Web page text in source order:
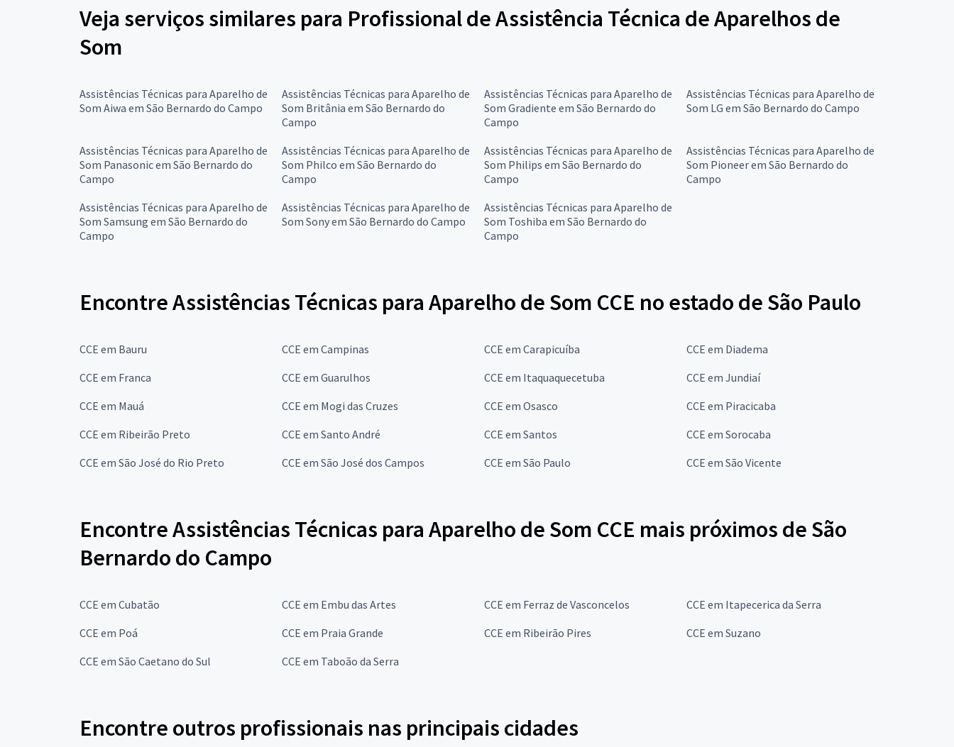
Veja serviços similares para Profissional de Assistência Técnica de Aparelhos de
Som
Assistências Técnicas para Aparelho de
Som Aiwa em São Bernardo do Campo
Assistências Técnicas para Aparelho de
Som Britânia em São Bernardo do
Campo
Assistências Técnicas para Aparelho de
Som Gradiente em São Bernardo do
Campo
Assistências Técnicas para Aparelho de
Som LG em São Bernardo do Campo
Assistências Técnicas para Aparelho de
Som Panasonic em São Bernardo do
Campo
Assistências Técnicas para Aparelho de
Som Philco em São Bernardo do
Campo
Assistências Técnicas para Aparelho de
Som Philips em São Bernardo do
Campo
Assistências Técnicas para Aparelho de
Som Pioneer em São Bernardo do
Campo
Assistências Técnicas para Aparelho de
Som Samsung em São Bernardo do
Campo
Assistências Técnicas para Aparelho de
Som Sony em São Bernardo do Campo
Assistências Técnicas para Aparelho de
Som Toshiba em São Bernardo do
Campo
Encontre Assistências Técnicas para Aparelho de Som CCE no estado de São Paulo
CCE em Bauru CCE em Campinas CCE em Carapicuíba
CCE em Diadema
CCE em Franca
CCE em Guarulhos CCE em Itaquaquecetuba
CCE em Jundiaí
CCE em Mauá
CCE em Mogi das Cruzes CCE em Osasco
CCE em Piracicaba
CCE em Ribeirão Preto
CCE em Santo André CCE em Santos
CCE em Sorocaba
CCE em São José do Rio Preto
CCE em São José dos Campos CCE em São Paulo CCE em São Vicente
Encontre Assistências Técnicas para Aparelho de Som CCE mais próximos de São
Bernardo do Campo
CCE em Cubatão CCE em Embu das Artes CCE em Ferraz de Vasconcelos
CCE em Itapecerica da Serra
CCE em Poá
CCE em Praia Grande CCE em Ribeirão Pires
CCE em Suzano
CCE em São Caetano do Sul
CCE em Taboão da Serra
Encontre outros profissionais nas principais cidades